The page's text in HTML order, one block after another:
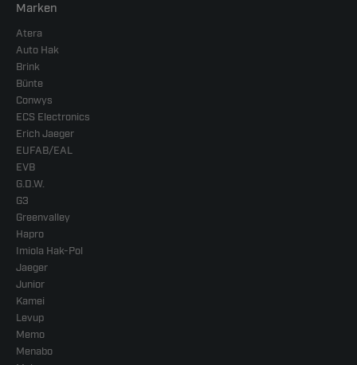
Marken
Atera
Auto Hak
Brink
Bünte
Conwys
ECS Electronics
Erich Jaeger
EUFAB/EAL
EVB
G.D.W.
G3
Greenvalley
Hapro
Imiola Hak-Pol
Jaeger
Junior
Kamei
Levup
Memo
Menabo